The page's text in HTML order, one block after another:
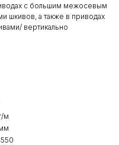
с большим межосевым
шкивов, а также в приводах
вертикально
м